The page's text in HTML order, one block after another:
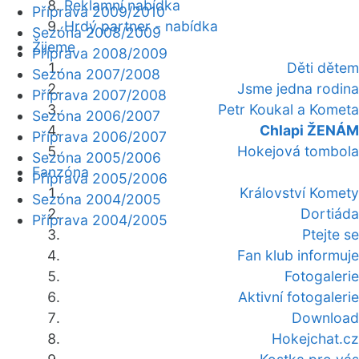
Reklamní nabídka
Hrdý partner - nabídka
Žijeme
Děti dětem
Jsme jedna rodina
Petr Koukal a Kometa
Chlapi ŽENÁM
Hokejová tombola
Fanzóna
Království Komety
Dortiáda
Ptejte se
Fan klub informuje
Fotogalerie
Aktivní fotogalerie
Download
Hokejchat.cz
Příprava 2009/2010
Sezóna 2008/2009
Příprava 2008/2009
Sezóna 2007/2008
Příprava 2007/2008
Sezóna 2006/2007
Příprava 2006/2007
Sezóna 2005/2006
Příprava 2005/2006
Sezóna 2004/2005
Příprava 2004/2005